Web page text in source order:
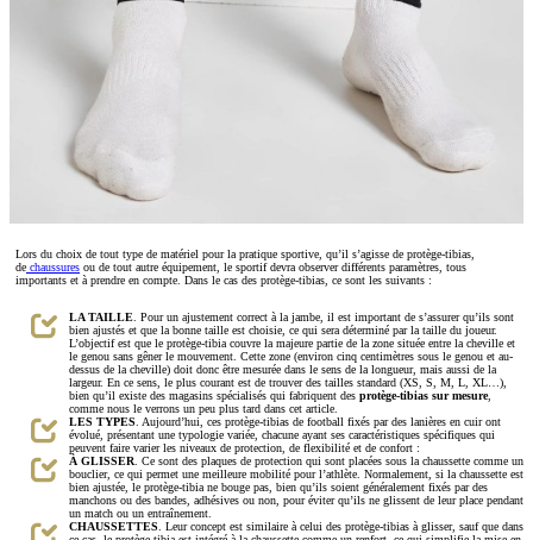
Lors du choix de tout type de matériel pour la pratique sportive, qu’il s’agisse de protège-tibias,
de chaussures ou de tout autre équipement, le sportif devra observer différents paramètres, tous
importants et à prendre en compte. Dans le cas des protège-tibias, ce sont les suivants :
LA TAILLE . Pour un ajustement correct à la jambe, il est important de s’assurer qu’ils sont
bien ajustés et que la bonne taille est choisie, ce qui sera déterminé par la taille du joueur.
L’objectif est que le protège-tibia couvre la majeure partie de la zone située entre la cheville et
le genou sans gêner le mouvement. Cette zone (environ cinq centimètres sous le genou et au-
dessus de la cheville) doit donc être mesurée dans le sens de la longueur, mais aussi de la
largeur. En ce sens, le plus courant est de trouver des tailles standard (XS, S, M, L, XL…),
bien qu’il existe des magasins spécialisés qui fabriquent des protège-tibias sur mesure,
comme nous le verrons un peu plus tard dans cet article.
LES TYPES . Aujourd’hui, ces protège-tibias de football fixés par des lanières en cuir ont
évolué, présentant une typologie variée, chacune ayant ses caractéristiques spécifiques qui
peuvent faire varier les niveaux de protection, de flexibilité et de confort :
À GLISSER . Ce sont des plaques de protection qui sont placées sous la chaussette comme un
bouclier, ce qui permet une meilleure mobilité pour l’athlète. Normalement, si la chaussette est
bien ajustée, le protège-tibia ne bouge pas, bien qu’ils soient généralement fixés par des
manchons ou des bandes, adhésives ou non, pour éviter qu’ils ne glissent de leur place pendant
un match ou un entraînement.
CHAUSSETTES . Leur concept est similaire à celui des protège-tibias à glisser, sauf que dans